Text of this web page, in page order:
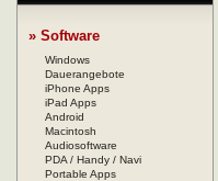
» Software
Windows
Dauerangebote
iPhone Apps
iPad Apps
Android
Macintosh
Audiosoftware
PDA / Handy / Navi
Portable Apps